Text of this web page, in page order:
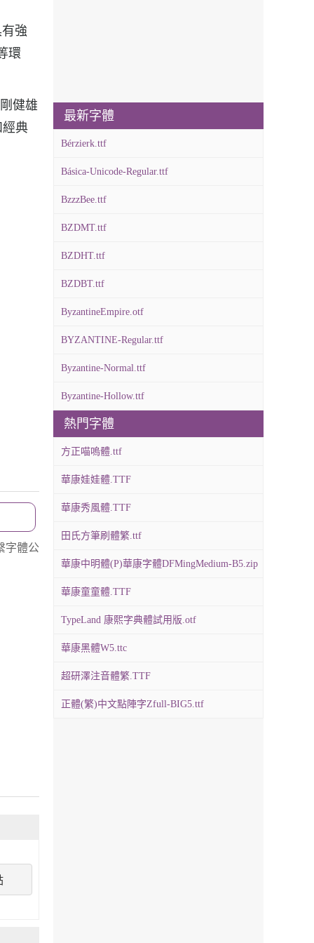
強
環
健雄
經典
字體公
最新字體
Bérzierk.ttf
Básica-Unicode-Regular.ttf
BzzzBee.ttf
BZDMT.ttf
BZDHT.ttf
BZDBT.ttf
ByzantineEmpire.otf
BYZANTINE-Regular.ttf
Byzantine-Normal.ttf
Byzantine-Hollow.ttf
熱門字體
方正喵嗚體.ttf
華康娃娃體.TTF
華康秀風體.TTF
田氏方筆刷體繁.ttf
華康中明體(P)華康字體DFMingMedium-B5.zip
華康童童體.TTF
TypeLand 康熙字典體試用版.otf
華康黑體W5.ttc
超研澤注音體繁.TTF
正體(繁)中文點陣字Zfull-BIG5.ttf